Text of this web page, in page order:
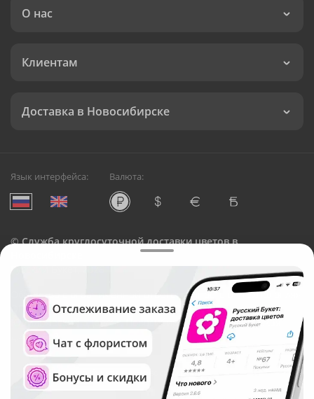
О нас
Клиентам
Доставка в Новосибирске
Язык интерфейса: Валюта:
©Служба круглосуточной доставки цветов в
Русский Букет, 2026
Общество с ограниченной ответственностью «Технология»
ОГРН: 1195476081745, ИНН: 5410081997
Юридический адрес: г. Новосибирск, ул. Ипподромская,
д.42, оф. 3
Рейтинг Русского букета в г. Новосибирск